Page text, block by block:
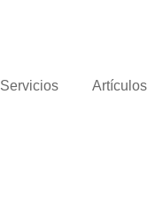
Servicios Artículos